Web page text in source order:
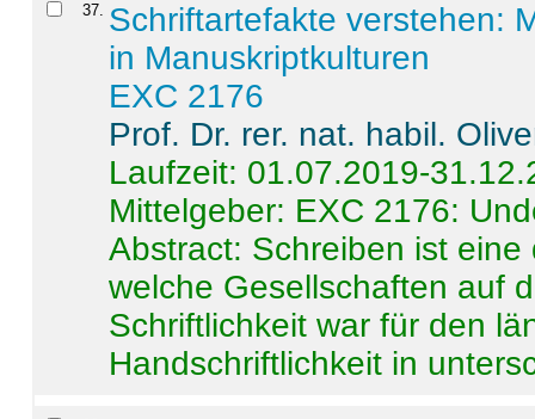
37. Schriftartefakte verstehen:
in Manuskriptkulturen
EXC 2176
Prof. Dr. rer. nat. habil.
Laufzeit: 01.07.2019-
Mittelgeber: EXC 2176:
Abstract: Schreiben ist
welche Gesellschaften auf
Schriftlichkeit war für den
Handschriftlichkeit in